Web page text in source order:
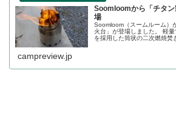
Soomloomから「チタ
場
Soomloom（スームルーム）
火台」が登場しました。 軽
を採用した筒状の二次燃焼焚
せ、焚き火調理も対応でき
campreview.jp